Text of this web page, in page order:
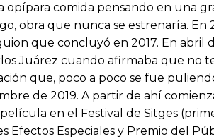
comida pensando en una
obra que nunca se estrenaría. En
que concluyó en 2017. En abril
Juárez cuando afirmaba que no
que, poco a poco se fue
de 2019. A partir de ahí
en el Festival de Sitges
Especiales y Premio del